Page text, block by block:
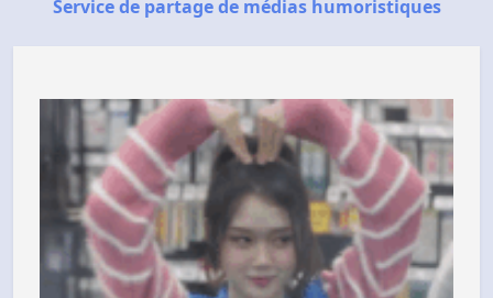
Service de partage de médias humoristiques